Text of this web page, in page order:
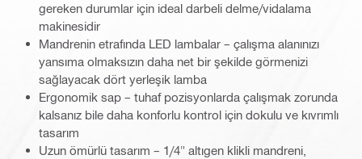
gereken durumlar için ideal darbeli delme/vidalama
makinesidir
Mandrenin etrafında LED lambalar – çalışma alanınızı
yansıma olmaksızın daha net bir şekilde görmenizi
sağlayacak dört yerleşik lamba
Ergonomik sap – tuhaf pozisyonlarda çalışmak zorunda
kalsanız bile daha konforlu kontrol için dokulu ve kıvrımlı
tasarım
Uzun ömürlü tasarım – 1/4" altıgen klikli mandreni,